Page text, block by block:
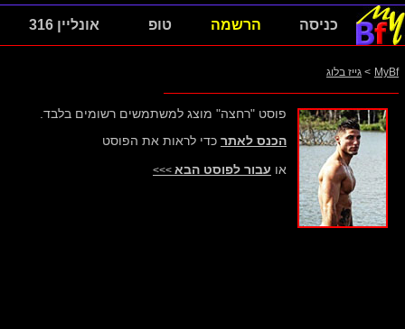
כניסה הרשמה טופ אונליין 316
MyBf
> גייז בלוג
פוסט "רחצה" מוצג למשתמשים רשומים בלבד.
הכנס לאתר כדי לראות את הפוסט
או עבור לפוסט הבא >>>